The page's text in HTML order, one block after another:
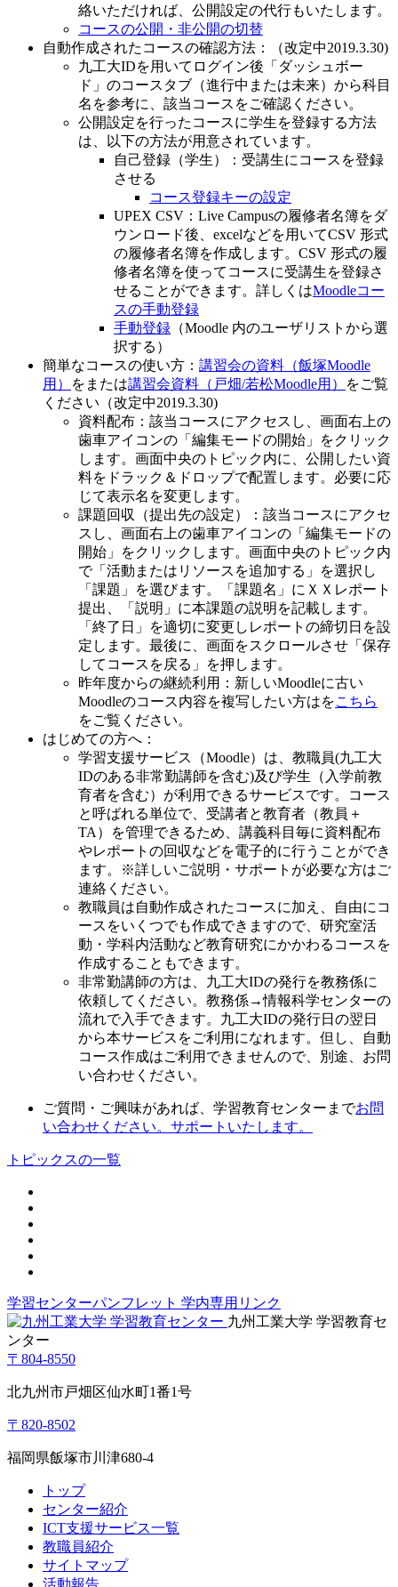
絡いただければ、公開設定の代行もいたします。
コースの公開・非公開の切替
自動作成されたコースの確認方法：（改定中2019.3.30)
九工大IDを用いてログイン後「ダッシュボー
ド」のコースタブ（進行中または未来）から科目
名を参考に、該当コースをご確認ください。
公開設定を行ったコースに学生を登録する方法
は、以下の方法が用意されています。
自己登録（学生）：受講生にコースを登録
させる
コース登録キーの設定
UPEX CSV：Live Campusの履修者名簿をダ
ウンロード後、excelなどを用いてCSV 形式
の履修者名簿を作成します。CSV 形式の履
修者名簿を使ってコースに受講生を登録さ
せることができます。詳しくはMoodleコー
スの手動登録
手動登録 （Moodle 内のユーザリストから選
択する）
簡単なコースの使い方： 講習会の資料（飯塚Moodle
用）
をまたは講習会資料（戸畑/若松Moodle用）
をご覧
ください（改定中2019.3.30)
資料配布：該当コースにアクセスし、画面右上の
歯車アイコンの「編集モードの開始」をクリック
します。画面中央のトピック内に、公開したい資
料をドラック＆ドロップで配置します。必要に応
じて表示名を変更します。
課題回収（提出先の設定）：該当コースにアクセ
スし、画面右上の歯車アイコンの「編集モードの
開始」をクリックします。画面中央のトピック内
で「活動またはリソースを追加する」を選択し
「課題」を選びます。「課題名」にＸＸレポート
提出、「説明」に本課題の説明を記載します。
「終了日」を適切に変更しレポートの締切日を設
定します。最後に、画面をスクロールさせ「保存
してコースを戻る」を押します。
昨年度からの継続利用：新しいMoodleに古い
Moodleのコース内容を複写したい方はをこちら
をご覧ください。
はじめての方へ：
学習支援サービス（Moodle）は、教職員(九工大
IDのある非常勤講師を含む)及び学生（入学前教
育者を含む）が利用できるサービスです。コース
と呼ばれる単位で、受講者と教育者（教員＋
TA）を管理できるため、講義科目毎に資料配布
やレポートの回収などを電子的に行うことができ
ます。※詳しいご説明・サポートが必要な方はご
連絡ください。
教職員は自動作成されたコースに加え、自由にコ
ースをいくつでも作成できますので、研究室活
動・学科内活動など教育研究にかかわるコースを
作成することもできます。
非常勤講師の方は、九工大IDの発行を教務係に
依頼してください。教務係→情報科学センターの
流れで入手できます。九工大IDの発行日の翌日
から本サービスをご利用になれます。但し、自動
コース作成はご利用できませんので、別途、お問
い合わせください。
ご質問・ご興味があれば、学習教育センターまでお問
い合わせください。サポートいたします。
トピックスの一覧
学習センターパンフレット 学内専用リンク
九州工業大学 学習教育セ
ンター
〒804-8550
北九州市戸畑区仙水町1番1号
〒820-8502
福岡県飯塚市川津680-4
トップ
センター紹介
ICT支援サービス一覧
教職員紹介
サイトマップ
活動報告